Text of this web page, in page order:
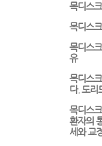
목디스
목디스
목디스
유
목디스
다. 도리
목디스
환자의
세와 교